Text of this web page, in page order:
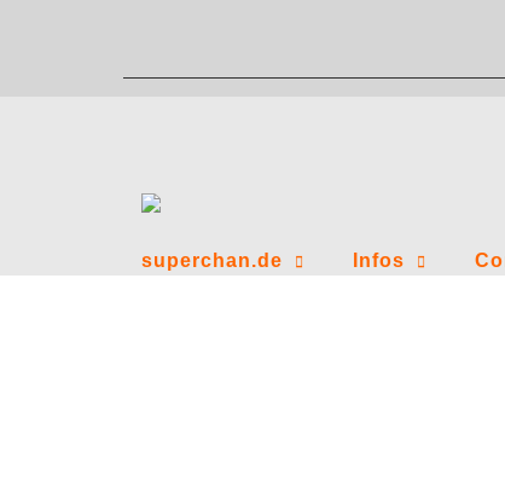
superchan.de Infos